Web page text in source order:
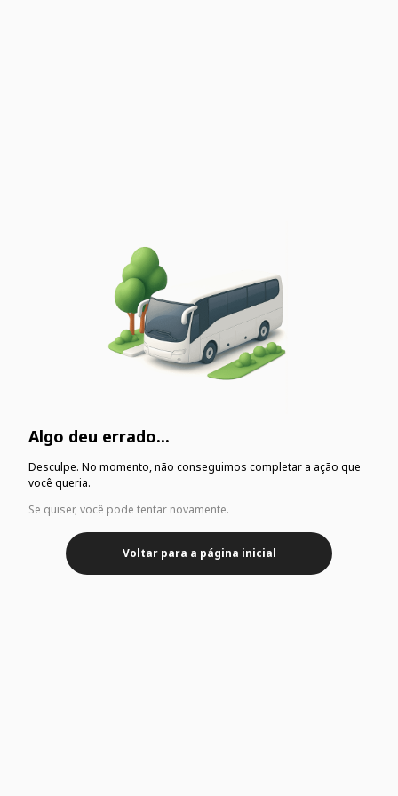
Algo deu errado...
Desculpe. No momento, não conseguimos completar a ação que
você queria.
Se quiser, você pode tentar novamente.
Voltar para a página inicial